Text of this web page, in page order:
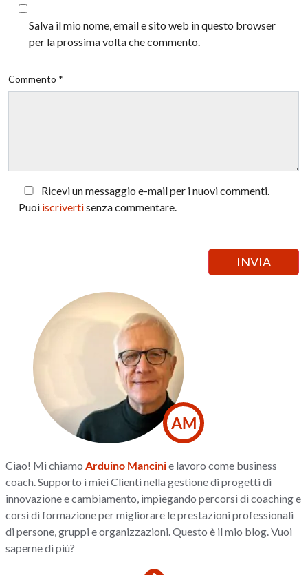
Salva il mio nome, email e sito web in questo browser
per la prossima volta che commento.
Commento *
Ricevi un messaggio e-mail per i nuovi commenti.
Puoi iscrivertisenza commentare.
AM
Ciao! Mi chiamoArduino Mancinie lavoro come business
coach. Supporto i miei Clienti nella gestione di progetti di
innovazione e cambiamento, impiegando percorsi di coaching e
corsi di formazione per migliorare le prestazioni professionali
di persone, gruppi e organizzazioni. Questo è il mio blog. Vuoi
saperne di più?